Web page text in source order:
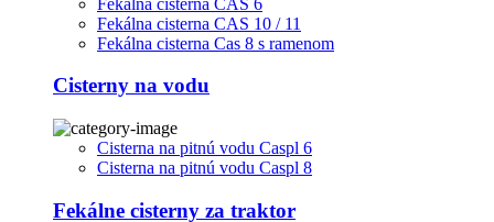
Fekálna cisterna CAS 10 / 11
Fekálna cisterna Cas 8 s ramenom
Cisterny na vodu
Cisterna na pitnú vodu Caspl 6
Cisterna na pitnú vodu Caspl 8
Fekálne cisterny za traktor